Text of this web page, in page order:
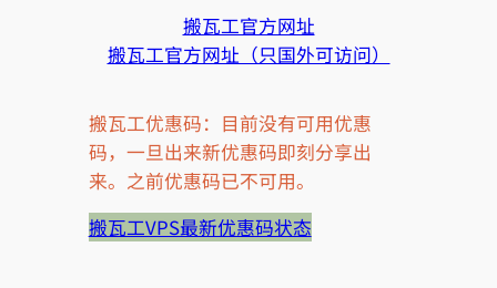
搬瓦工官方网址
搬瓦工官方网址（只国外可访问）
搬瓦工优惠码：目前没有可用优惠
码，一旦出来新优惠码即刻分享出
来。之前优惠码已不可用。
搬瓦工VPS最新优惠码状态